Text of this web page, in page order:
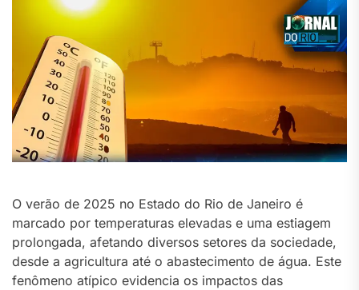
O verão de 2025 no Estado do Rio de Janeiro é
marcado por temperaturas elevadas e uma estiagem
prolongada, afetando diversos setores da sociedade,
desde a agricultura até o abastecimento de água. Este
fenômeno atípico evidencia os impactos das